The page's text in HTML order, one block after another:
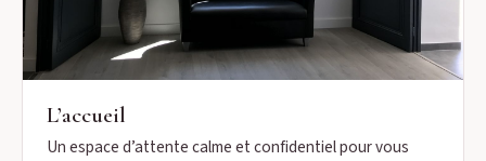
L’accueil
Un espace d’attente calme et confidentiel pour vous